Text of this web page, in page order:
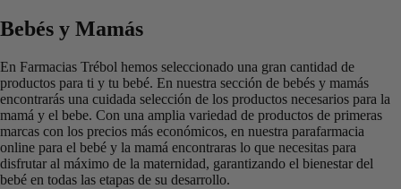
Bebés y Mamás
En Farmacias Trébol hemos seleccionado una gran cantidad de
productos para ti y tu bebé. En nuestra sección de bebés y mamás
encontrarás una cuidada selección de los productos necesarios para la
mamá y el bebe. Con una amplia variedad de productos de primeras
marcas con los precios más económicos, en nuestra parafarmacia
online para el bebé y la mamá encontraras lo que necesitas para
disfrutar al máximo de la maternidad, garantizando el bienestar del
bebé en todas las etapas de su desarrollo.